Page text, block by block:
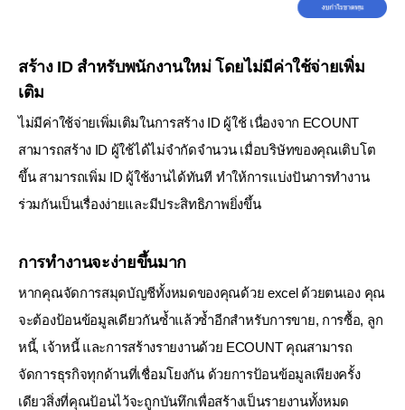
สร้าง ID สำหรับพนักงานใหม่ โดยไม่มีค่าใช้จ่ายเพิ่ม
เติม
ไม่มีค่าใช้จ่ายเพิ่มเติมในการสร้าง ID ผู้ใช้ เนื่องจาก ECOUNT
สามารถสร้าง ID ผู้ใช้ได้ไม่จำกัดจำนวนเมื่อบริษัทของคุณเติบโต
ขึ้น สามารถเพิ่ม ID ผู้ใช้งานได้ทันที ทำให้การแบ่งปันการทำงาน
ร่วมกันเป็นเรื่องง่ายและมีประสิทธิภาพยิ่งขึ้น
การทำงานจะง่ายขึ้นมาก
หากคุณจัดการสมุดบัญชีทั้งหมดของคุณด้วย excel ด้วยตนเองคุณ
จะต้องป้อนข้อมูลเดียวกันซ้ำแล้วซ้ำอีกสำหรับการขาย, การซื้อ, ลูก
หนี้, เจ้าหนี้และการสร้างรายงานด้วย ECOUNT คุณสามารถ
จัดการธุรกิจทุกด้านที่เชื่อมโยงกันด้วยการป้อนข้อมูลเพียงครั้ง
เดียวสิ่งที่คุณป้อนไว้จะถูกบันทึกเพื่อสร้างเป็นรายงานทั้งหมด